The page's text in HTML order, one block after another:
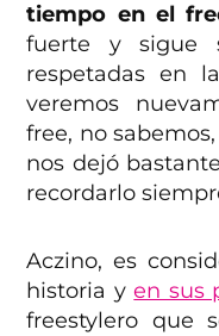
tiempo en el
fuerte y sigue
respetadas en
veremos
free, no
nos dejó
recordarlo
Aczino, es
historia yen sus
freestylero que